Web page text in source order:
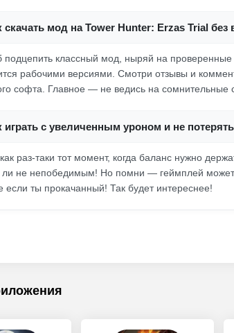
скачать мод на Tower Hunter: Erzas Trial без
подцепить классный мод, ныряй на
рабочими версиями. Смотри отзывы и
софта. Главное — не ведись на сомнительные
играть с увеличенным уроном и не
раз-таки тот момент, когда баланс нужно
ли не непобедимым! Но помни — геймплей может
если ты прокачанный! Так будет интереснее!